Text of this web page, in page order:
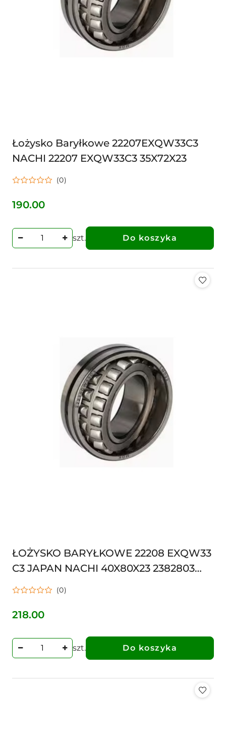
Łożysko Baryłkowe 22207EXQW33C3
NACHI 22207 EXQW33C3 35X72X23
(0)
Cena:
190.00
szt. Do koszyka
ŁOŻYSKO BARYŁKOWE 22208 EXQW33
C3 JAPAN NACHI 40X80X23 2382803
000 238 280.3, 0002382803
(0)
Cena:
218.00
szt. Do koszyka